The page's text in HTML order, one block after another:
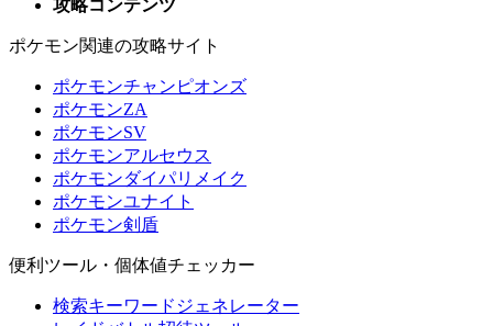
攻略コンテンツ
ポケモン関連の攻略サイト
ポケモンチャンピオンズ
ポケモンZA
ポケモンSV
ポケモンアルセウス
ポケモンダイパリメイク
ポケモンユナイト
ポケモン剣盾
便利ツール・個体値チェッカー
検索キーワードジェネレーター